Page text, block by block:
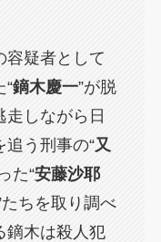
容疑者として
“鏑木慶一”が脱
走しながら日
う刑事の“又
た“安藤沙耶
たちを取り調べ
鏑木は殺人犯